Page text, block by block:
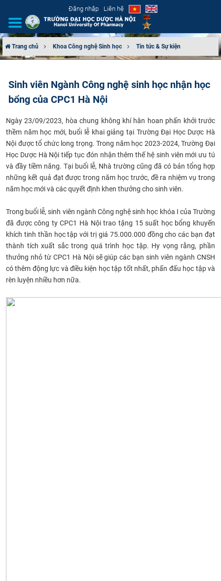
Đăng nhập Liên hệ
CƠ CẤU TỔ CHỨC
ĐÀO TẠO
ĐẢM BẢO CHẤT LƯỢNG
KHOA HỌC CÔNG NGHỆ
HTQT
CỰU NGƯỜI HỌC
Trang chủ Khoa Công nghệ Sinh học Tin tức & Sự kiện
Sinh viên Ngành Công nghệ sinh học nhận học
bổng của CPC1 Hà Nội
Ngày 23/09/2023, hòa chung không khí hân hoan phấn khởi trước
thềm năm học mới, buổi lễ khai giảng tại Trường Đại Học Dược Hà
Nội được tổ chức long trọng. Trong năm học 2023-2024, Trường Đại
Học Dược Hà Nội tiếp tục đón nhận thêm thế hệ sinh viên mới ưu tú
và đầy tiềm năng. Tại buổi lễ, Nhà trường cũng đã có bản tổng hợp
những kết quả đạt được trong năm học trước, đề ra nhiệm vụ trong
năm học mới và các quyết định khen thưởng cho sinh viên.
Trong buổi lễ, sinh viên ngành Công nghệ sinh học khóa I của Trường
đã được công ty CPC1 Hà Nội trao tặng 15 suất học bổng khuyến
khích tinh thần học tập với trị giá 75.000.000 đồng cho các bạn đạt
thành tích xuất sắc trong quá trình học tập. Hy vọng rằng, phần
thưởng nhỏ từ CPC1 Hà Nội sẽ giúp các bạn sinh viên ngành CNSH
có thêm động lực và điều kiện học tập tốt nhất, phấn đấu học tập và
rèn luyện nhiều hơn nữa.